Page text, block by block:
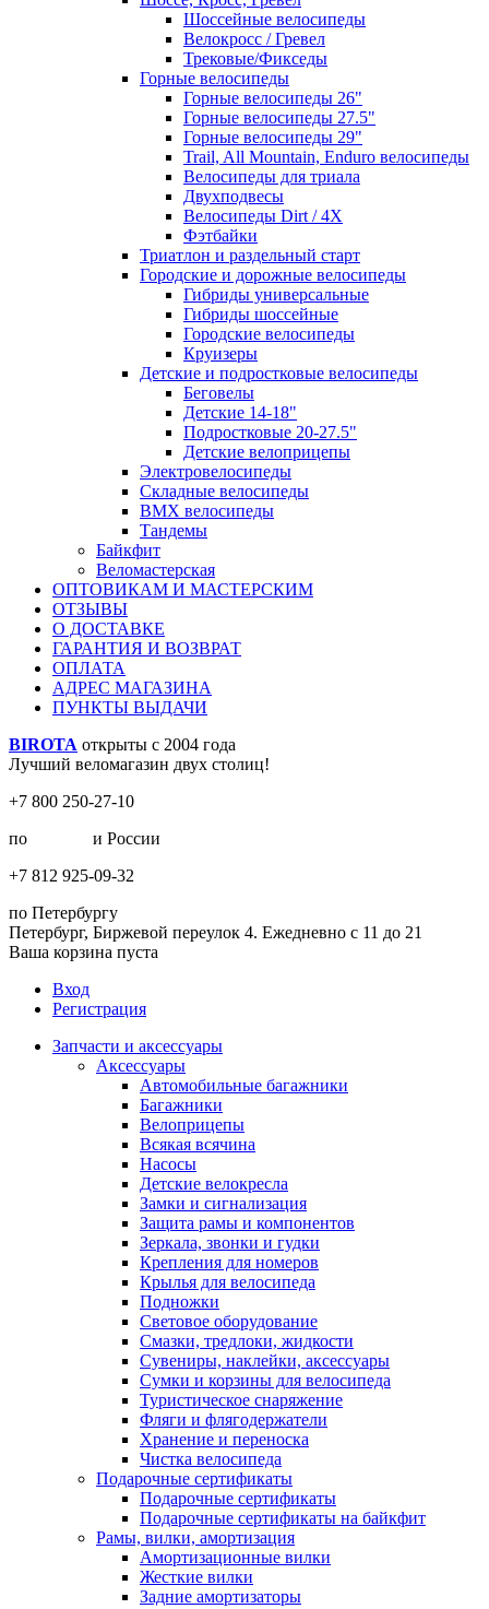
Шоссейные велосипеды
Велокросс / Гревел
Трековые/Фикседы
Горные велосипеды
Горные велосипеды 26"
Горные велосипеды 27.5"
Горные велосипеды 29"
Trail, All Mountain, Enduro велосипеды
Велосипеды для триала
Двухподвесы
Велосипеды Dirt / 4X
Фэтбайки
Триатлон и раздельный старт
Городские и дорожные велосипеды
Гибриды универсальные
Гибриды шоссейные
Городские велосипеды
Круизеры
Детские и подростковые велосипеды
Беговелы
Детские 14-18"
Подростковые 20-27.5"
Детские велоприцепы
Электровелосипеды
Складные велосипеды
BMX велосипеды
Тандемы
Байкфит
Веломастерская
ОПТОВИКАМ И МАСТЕРСКИМ
ОТЗЫВЫ
О ДОСТАВКЕ
ГАРАНТИЯ И ВОЗВРАТ
ОПЛАТА
АДРЕС МАГАЗИНА
ПУНКТЫ ВЫДАЧИ
BIROTA открыты с 2004 года
Лучший веломагазин двух столиц!
+7 800 250-27-10
по
и России
+7 812 925-09-32
по Петербургу
Петербург, Биржевой переулок 4. Ежедневно с 11 до 21
Ваша корзина пуста
Вход
Регистрация
Запчасти и аксессуары
Аксессуары
Автомобильные багажники
Багажники
Велоприцепы
Всякая всячина
Насосы
Детские велокресла
Замки и сигнализация
Защита рамы и компонентов
Зеркала, звонки и гудки
Крепления для номеров
Крылья для велосипеда
Подножки
Световое оборудование
Смазки, тредлоки, жидкости
Сувениры, наклейки, аксессуары
Сумки и корзины для велосипеда
Туристическое снаряжение
Фляги и флягодержатели
Хранение и переноска
Чистка велосипеда
Подарочные сертификаты
Подарочные сертификаты
Подарочные сертификаты на байкфит
Рамы, вилки, амортизация
Амортизационные вилки
Жесткие вилки
Задние амортизаторы